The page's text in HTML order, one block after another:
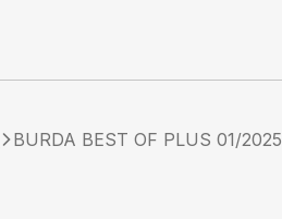
BURDA BEST OF PLUS 01/2025